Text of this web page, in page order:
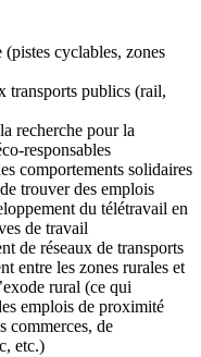
cyclables, zones
transports publics (rail,
recherche pour la
responsables
comportements solidaires
trouver des emplois
du télétravail en
de travail
de réseaux de transports
entre les zones rurales et
rural (ce qui
emplois de proximité
commerces, de
etc.)